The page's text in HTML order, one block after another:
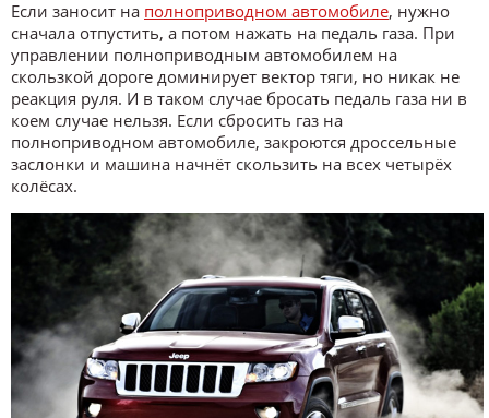
Если заносит на полноприводном автомобиле, нужно
сначала отпустить, а потом нажать на педаль газа. При
управлении полноприводным автомобилем на
скользкой дороге доминирует вектор тяги, но никак не
реакция руля. И в таком случае бросать педаль газа ни в
коем случае нельзя. Если сбросить газ на
полноприводном автомобиле, закроются дроссельные
заслонки и машина начнёт скользить на всех четырёх
колёсах.